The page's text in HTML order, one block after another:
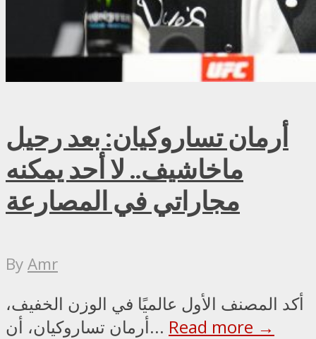
أرمان تساروكيان: بعد رحيل
ماخاشيف.. لا أحد يمكنه
مجاراتي في المصارعة
ByAmr
أكد المصنف الأول عالميًا في الوزن الخفيف،
أرمان تساروكيان، أن... Read more →